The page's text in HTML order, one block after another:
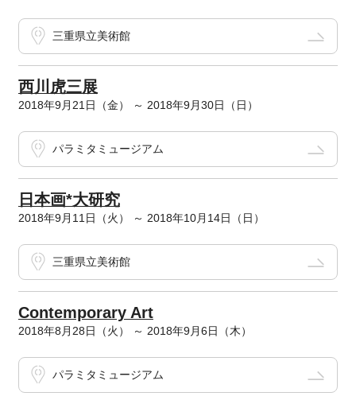
三重県立美術館
西川虎三展
2018年9月21日（金） ～ 2018年9月30日（日）
パラミタミュージアム
日本画*大研究
2018年9月11日（火） ～ 2018年10月14日（日）
三重県立美術館
Contemporary Art
2018年8月28日（火） ～ 2018年9月6日（木）
パラミタミュージアム